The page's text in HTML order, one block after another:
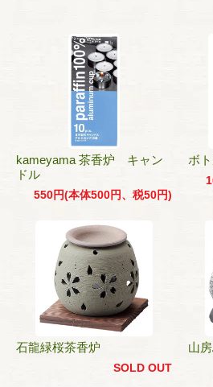
kameyama 茶香炉 キャン
ドル
550円(本体500円、税50円)
ボ
石龍緑桜茶香炉
SOLD OUT
山